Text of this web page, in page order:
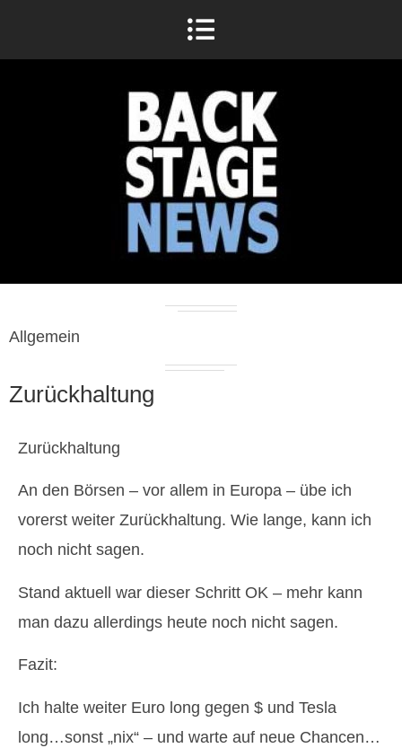
Allgemein
Zurückhaltung
Zurückhaltung
An den Börsen – vor allem in Europa – übe ich
vorerst weiter Zurückhaltung. Wie lange, kann ich
noch nicht sagen.
Stand aktuell war dieser Schritt OK – mehr kann
man dazu allerdings heute noch nicht sagen.
Fazit:
Ich halte weiter Euro long gegen $ und Tesla
long…sonst „nix“ – und warte auf neue Chancen…